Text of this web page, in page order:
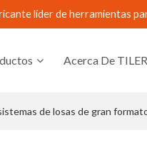
líder de herramientas
Acerca De TILER
de losas de gran